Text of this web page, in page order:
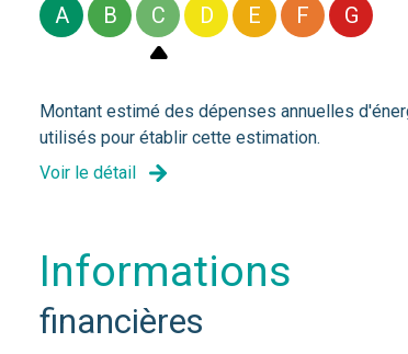
A B C D E F G
Montant estimé des dépenses annuelles
utilisés pour établir cette estimation.
Voir le détail
informations
financières